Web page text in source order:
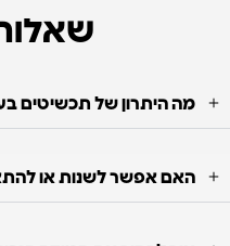
מה היתרון של תכשיטים
האם אפשר לשנות או